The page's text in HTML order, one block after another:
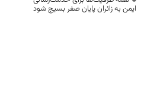
ایمن به زائران پایان صفر بسیج شود